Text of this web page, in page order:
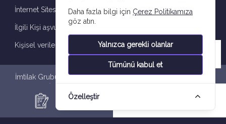
İnternet Sitesi çerez aydınlatma metni
İlgili Kişi aşvuru formu
Kişisel verilerin işlenmesine
İmtilak Grubu Tüm hakları saklıdır 2026 © |Gizlilik Politikası
Politikası
İletişim
Daha fazla bilgi için Çerez Politikamıza
göz atın.
Yalnızca gerekli olanlar
Tümünü kabul et
Özelleştir